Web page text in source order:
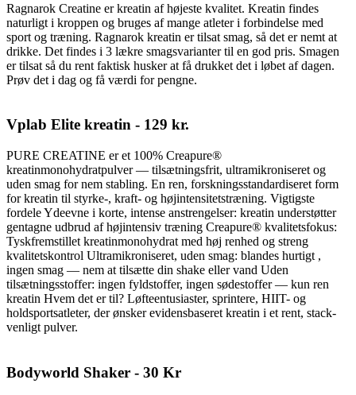
Ragnarok Creatine er kreatin af højeste kvalitet. Kreatin findes
naturligt i kroppen og bruges af mange atleter i forbindelse med
sport og træning. Ragnarok kreatin er tilsat smag, så det er nemt at
drikke. Det findes i 3 lækre smagsvarianter til en god pris. Smagen
er tilsat så du rent faktisk husker at få drukket det i løbet af dagen.
Prøv det i dag og få værdi for pengne.
Vplab Elite kreatin - 129 kr.
PURE CREATINE er et 100% Creapure®
kreatinmonohydratpulver — tilsætningsfrit, ultramikroniseret og
uden smag for nem stabling. En ren, forskningsstandardiseret form
for kreatin til styrke-, kraft- og højintensitetstræning. Vigtigste
fordele Ydeevne i korte, intense anstrengelser: kreatin understøtter
gentagne udbrud af højintensiv træning Creapure® kvalitetsfokus:
Tyskfremstillet kreatinmonohydrat med høj renhed og streng
kvalitetskontrol Ultramikroniseret, uden smag: blandes hurtigt ,
ingen smag — nem at tilsætte din shake eller vand Uden
tilsætningsstoffer: ingen fyldstoffer, ingen sødestoffer — kun ren
kreatin Hvem det er til? Løfteentusiaster, sprintere, HIIT- og
holdsportsatleter, der ønsker evidensbaseret kreatin i et rent, stack-
venligt pulver.
Bodyworld Shaker - 30 Kr